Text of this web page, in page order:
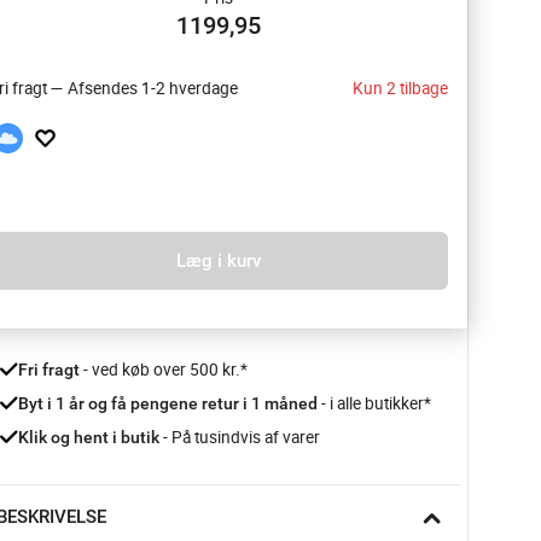
1199,95
fragt — Afsendes 1-2 hverdage Kun 2 tilbage
Læg i kurv
Fri fragt - ved køb over 500 kr.*
Byt i 1 år og få pengene retur i 1 måned - i alle butikker*
Klik og hent i butik - På tusindvis af varer